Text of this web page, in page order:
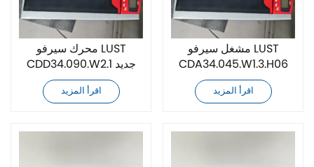
محرك سيرفو LUST
CDD34.090.W2.1 جديد
تمامًا
اقرأ المزيد
مشغل سيرفو LUST
CDA34.045.W1.3.H06
جديد تمامًا
اقرأ المزيد